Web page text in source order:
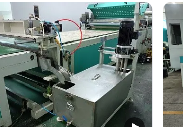
crystallization, delivering superior structure,
technology, and performance for industrial
coating applications. 1 This machine uses
Italian ...